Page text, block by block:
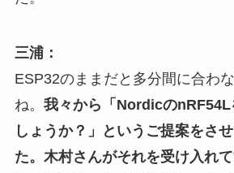
三浦：
ESP32のままだと多分間に合わ
ね。 我々から「NordicのnRF54L
しょうか？」というご提案をさ
た。木村さんがそれを受け入れ